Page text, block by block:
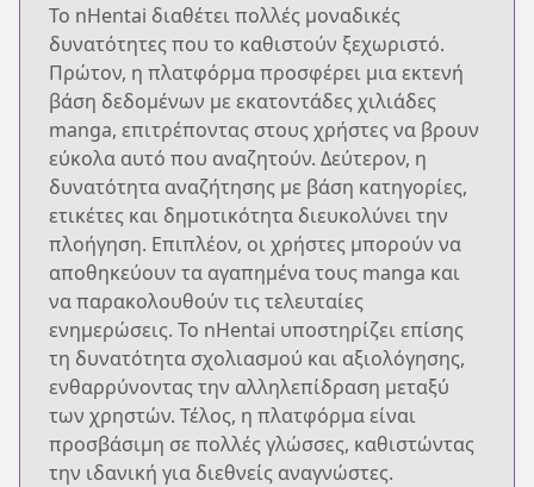
Το nHentai διαθέτει πολλές μοναδικές
δυνατότητες που το καθιστούν ξεχωριστό.
Πρώτον, η πλατφόρμα προσφέρει μια εκτενή
βάση δεδομένων με εκατοντάδες χιλιάδες
manga, επιτρέποντας στους χρήστες να βρουν
εύκολα αυτό που αναζητούν. Δεύτερον, η
δυνατότητα αναζήτησης με βάση κατηγορίες,
ετικέτες και δημοτικότητα διευκολύνει την
πλοήγηση. Επιπλέον, οι χρήστες μπορούν να
αποθηκεύουν τα αγαπημένα τους manga και
να παρακολουθούν τις τελευταίες
ενημερώσεις. Το nHentai υποστηρίζει επίσης
τη δυνατότητα σχολιασμού και αξιολόγησης,
ενθαρρύνοντας την αλληλεπίδραση μεταξύ
των χρηστών. Τέλος, η πλατφόρμα είναι
προσβάσιμη σε πολλές γλώσσες, καθιστώντας
την ιδανική για διεθνείς αναγνώστες.